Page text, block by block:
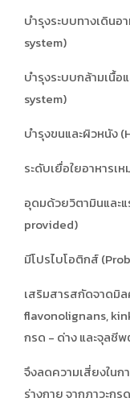
บำรุงระบบทางเดิน
system)
บำรุงระบบกล้ามเนื้
system)
บำรุงขนและผิวหนัง
ระดับเยื่อใยอาหารเ
อุดมด้วยวิตามินและ
provided)
มีโปรไบโอติกส์
เสริมสารสกัดจาดมิ
flavonolignans,
กรด - ด่าง และจุลชีพ
จึงลดความเสี่ยงในก
ร่างกาย จากภาวะกร